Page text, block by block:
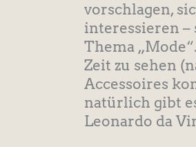
vorschlagen,
interessieren –
Thema
Zeit zu sehen
Accessoires
natürlich gibt
Leonardo da